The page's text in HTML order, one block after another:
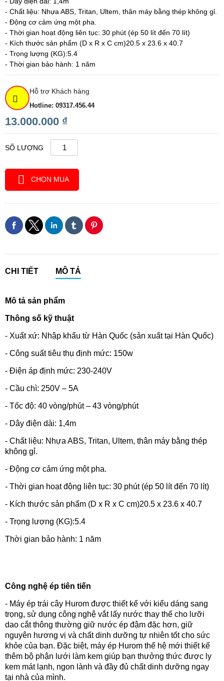
- Chất liệu: Nhựa ABS, Tritan, Ultem, thân máy bằng thép không gỉ.
- Động cơ cảm ứng một pha.
- Thời gian hoạt động liên tục: 30 phút (ép 50 lít đến 70 lít)
- Kích thước sản phẩm (D x R x C cm)20.5 x 23.6 x 40.7
- Trọng lượng (KG):5.4
- Thời gian bảo hành: 1 năm
Hỗ trợ Khách hàng
Hotline: 09317.456.44
13.000.000 ₫
SỐ LƯỢNG
CHỌN MUA
CHI TIẾT MÔ TẢ
Mô tả sản phẩm
Thông số kỹ thuật
- Xuất xứ: Nhập khẩu từ Hàn Quốc (sản xuất tại Hàn Quốc)
- Công suất tiêu thụ định mức: 150w
- Điện áp định mức: 230-240V
- Cầu chì: 250V – 5A
- Tốc độ: 40 vòng/phút – 43 vòng/phút
- Dây điện dài: 1,4m
- Chất liệu: Nhựa ABS, Tritan, Ultem, thân máy bằng thép
không gỉ.
- Động cơ cảm ứng một pha.
- Thời gian hoạt động liên tục: 30 phút (ép 50 lít đến 70 lít)
- Kích thước sản phẩm (D x R x C cm)20.5 x 23.6 x 40.7
- Trọng lượng (KG):5.4
Thời gian bảo hành: 1 năm
Công nghệ ép tiên tiến
- Máy ép trái cây Hurom được thiết kế với kiểu dáng sang
trọng, sử dụng công nghệ vắt lấy nước thay thế cho lưỡi
dao cắt thông thường giữ nước ép đậm đặc hơn, giữ
nguyên hương vị và chất dinh dưỡng tự nhiên tốt cho sức
khỏe của bạn. Đặc biệt, máy ép Hurom thế hệ mới thiết kế
thêm bộ phận lưới làm kem giúp bạn thưởng thức được ly
kem mát lạnh, ngon lành và đầy đủ chất dinh dưỡng ngay
tại nhà của mình.